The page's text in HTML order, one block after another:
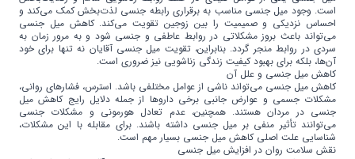
است. وجود میل جنسی مناسب به برقراری رابطه جنسی لذت‌بخش کمک می‌کند و
احساس نزدیکی و صمیمیت را بین زوجین تقویت می‌کند. کاهش میل جنسی
می‌تواند باعث بروز مشکلاتی در روابط عاطفی و جنسی شود و به مرور زمان به
سردی در روابط منجر گردد. بنابراین، تقویت میل جنسی آقایان نه تنها برای خود
آن‌ها، بلکه برای بهبود کیفیت زندگی زناشویی نیز ضروری است.
کاهش میل جنسی و علل آن
کاهش میل جنسی می‌تواند ناشی از عوامل مختلفی باشد. استرس، فشارهای روانی،
مشکلات جسمی و عوارض جانبی برخی داروها از جمله دلایل رایج کاهش میل
جنسی در مردان هستند. همچنین، عدم تعادل هورمونی و مشکلات جنسی
می‌توانند تأثیر منفی بر میل جنسی داشته باشند. برای مقابله با این مشکلات،
شناسایی علت اصلی کاهش میل جنسی بسیار مهم است.
نقش سلامت روان در افزایش میل جنسی